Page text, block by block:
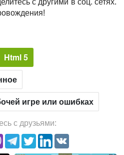
c другими в соц. сетях.
Html 5
игре или ошибках
с друзьями: